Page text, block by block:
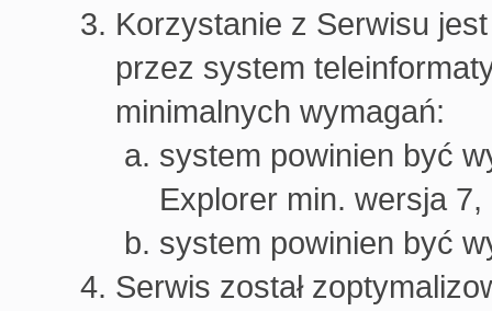
Korzystanie z Serwisu
przez system
minimalnych wymagań:
system powinien być
Explorer min. wersja
system powinien być
Serwis został